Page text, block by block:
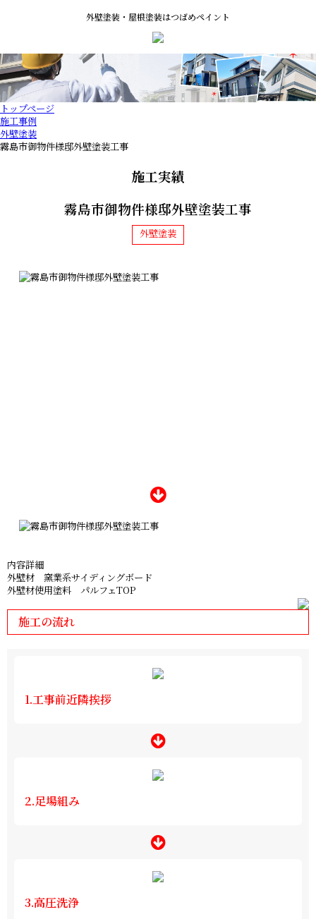
外壁塗装・屋根塗装はつばめペイント
トップページ
施工事例
外壁塗装
霧島市御物件様邸外壁塗装工事
施工実績
霧島市御物件様邸外壁塗装工事
外壁塗装
内容詳細
外壁材 窯業系サイディングボード
外壁材使用塗料 パルフェTOP
施工の流れ
1.工事前近隣挨拶
2.足場組み
3.高圧洗浄